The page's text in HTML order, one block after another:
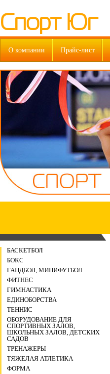
Спорт Юг
О компании Прайс-лист
БАСКЕТБОЛ
БОКС
ГАНДБОЛ, МИНИФУТБОЛ
ФИТНЕС
ГИМНАСТИКА
ЕДИНОБОРСТВА
ТЕННИС
ОБОРУДОВАНИЕ ДЛЯ
СПОРТИВНЫХ ЗАЛОВ,
ШКОЛЬНЫХ ЗАЛОВ, ДЕТСКИХ
САДОВ
ТРЕНАЖЕРЫ
ТЯЖЕЛАЯ АТЛЕТИКА
ФОРМА